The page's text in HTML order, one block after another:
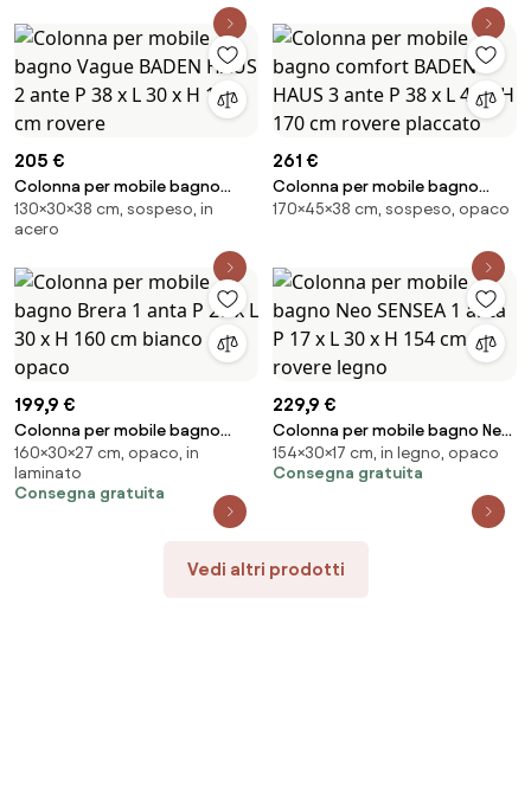
205 €
Colonna per mobile bagno
Vague BADEN HAUS 2 ante P 38 x
L 30 x H 130 cm rovere
130×30×38 cm, sospeso, in
acero
261 €
Colonna per mobile bagno
comfort BADEN HAUS 3 ante P
170×45×38 cm, sospeso, opaco
199,9 €
Colonna per mobile bagno
Brera 1 anta P 27 x L 30 x H 160
cm bianco opaco
160×30×27 cm, opaco, in
laminato
Consegna gratuita
229,9 €
Colonna per mobile bagno Neo
SENSEA 1 anta P 17 x L 30 x H 154
cm rovere legno
154×30×17 cm, in legno, opaco
Consegna gratuita
Vedi altri prodotti